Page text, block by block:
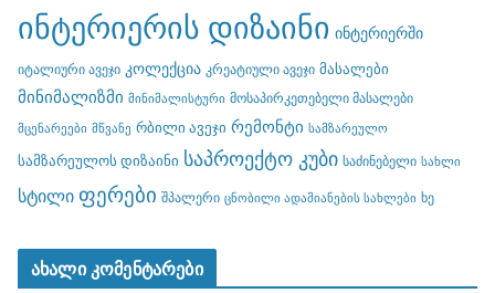
ინტერიერის დიზაინი ინტერიერში
იტალიური ავეჯი კოლექცია კრეატიული ავეჯი მასალები
მინიმალიზმი მინიმალისტური მოსაპირკეთებელი მასალები
მცენარეები მწვანე რბილი ავეჯი რემონტი სამზარეულო
სამზარეულოს დიზაინი საპროექტო კუბი საძინებელი სახლი
სტილი ფერები შპალერი ცნობილი ადამიანების სახლები ხე
ახალი კომენტარები